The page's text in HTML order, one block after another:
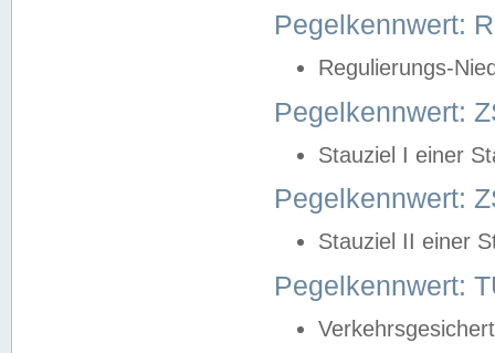
Pegelkennwert:
Regulierungs-
Pegelkennwert:
Stauziel I einer
Pegelkennwert:
Stauziel II einer
Pegelkennwert: